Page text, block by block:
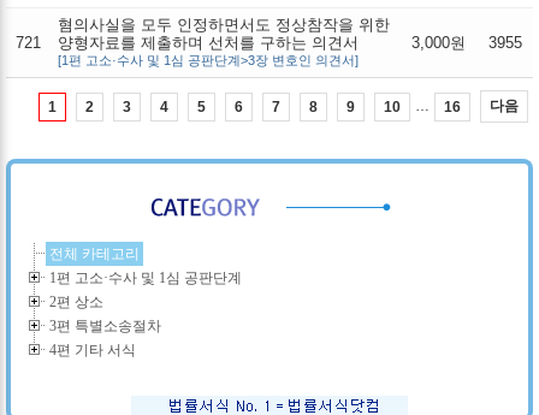
721
혐의사실을 모두 인정하면서도 정상참작을 위한
양형자료를 제출하며 선처를 구하는 의견서
[1편 고소·수사 및 1심 공판단계>3장 변호인 의견서]
3,000원 3955
1 2 3 4 5 6 7 8 9 10 … 16 다음
전체 카테고리
1편 고소·수사 및 1심 공판단계
2편 상소
3편 특별소송절차
4편 기타 서식